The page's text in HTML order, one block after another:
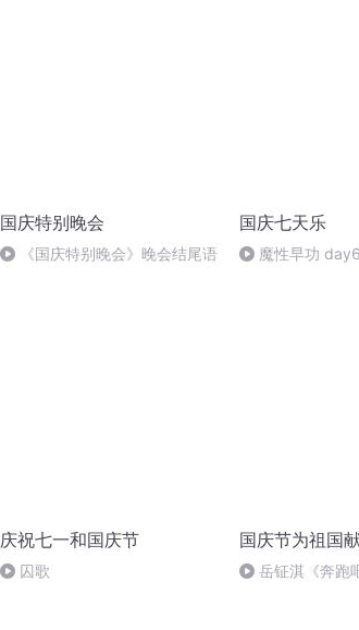
国庆特别晚会
《国庆特别晚会》晚会结尾语
国庆七天乐
魔性早功 day6
庆祝七一和国庆节
囚歌
国庆节为祖国
岳钲淇《奔跑